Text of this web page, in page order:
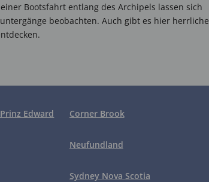
Bootsfahrt entlang des Archipels lassen sich
beobachten. Auch gibt es hier herrliche
Edward
Corner Brook
Neufundland
Sydney Nova Scotia